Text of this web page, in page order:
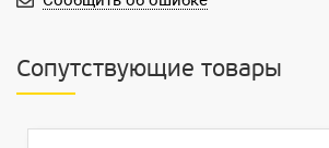
Сопутствующие товары